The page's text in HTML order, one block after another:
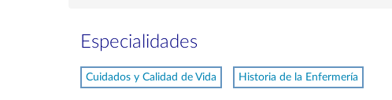
Especialidades
Cuidados y Calidad de Vida Historia de la Enfermería